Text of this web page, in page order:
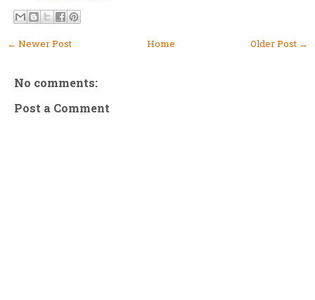
← Newer Post Older Post →
Home
No comments:
Post a Comment